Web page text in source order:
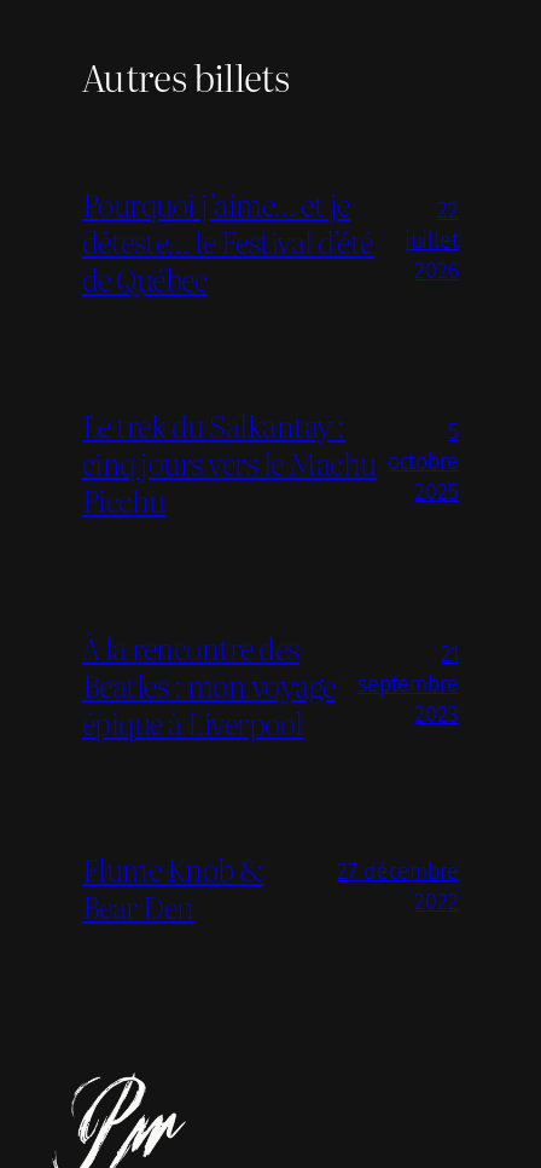
Autres billets
Pourquoi j’aime… et je
déteste… le Festival d’été
de Québec
22
juillet
2026
Le trek du Salkantay :
cinq jours vers le Machu
Picchu
5
octobre
2025
À la rencontre des
Beatles : mon voyage
épique à Liverpool
21
septembre
2023
Flume Knob &
Bear Den
27 décembre
2022